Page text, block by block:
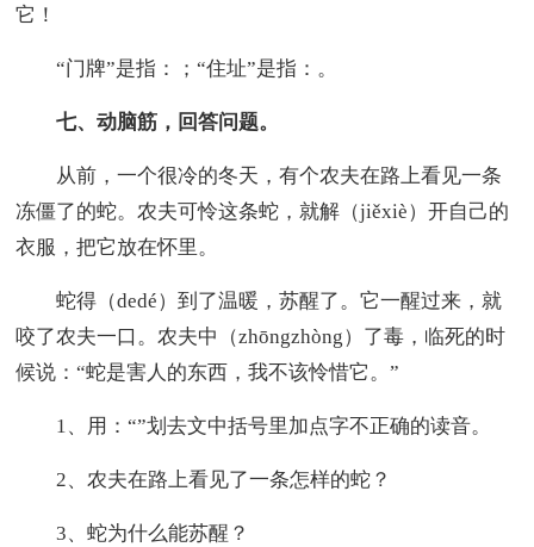
它！
“门牌”是指：；“住址”是指：。
七、动脑筋，回答问题。
从前，一个很冷的冬天，有个农夫在路上看见一条
冻僵了的蛇。农夫可怜这条蛇，就解（jiěxiè）开自己的
衣服，把它放在怀里。
蛇得（dedé）到了温暖，苏醒了。它一醒过来，就
咬了农夫一口。农夫中（zhōngzhòng）了毒，临死的时
候说：“蛇是害人的东西，我不该怜惜它。”
1、用：“”划去文中括号里加点字不正确的读音。
2、农夫在路上看见了一条怎样的蛇？
3、蛇为什么能苏醒？